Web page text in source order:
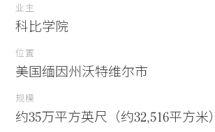
业主
科比学院
位置
美国缅因州沃特维尔市
规模
约35万平方英尺（约32,516平方米）